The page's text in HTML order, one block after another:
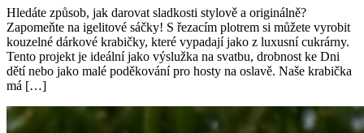
Hledáte způsob, jak darovat sladkosti stylově a originálně?
Zapomeňte na igelitové sáčky! S řezacím plotrem si můžete vyrobit
kouzelné dárkové krabičky, které vypadají jako z luxusní cukrárny.
Tento projekt je ideální jako výslužka na svatbu, drobnost ke Dni
dětí nebo jako malé poděkování pro hosty na oslavě. Naše krabička
má […]